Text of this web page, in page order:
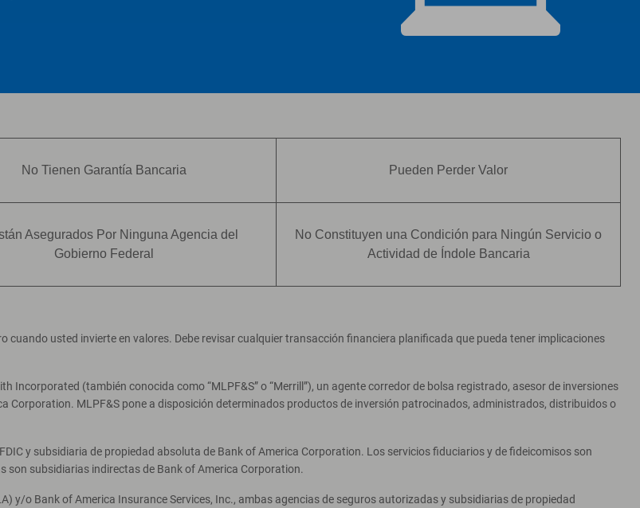
No Tienen Garantía Bancaria Pueden Perder Valor
Asegurados Por Ninguna Agencia del
Gobierno Federal
No Constituyen una Condición para Ningún Servicio o
Actividad de Índole Bancaria
cuando usted invierte en valores. Debe revisar cualquier transacción financiera planificada que pueda tener implicaciones
Incorporated (también conocida como “MLPF&S” o “Merrill”), un agente corredor de bolsa registrado, asesor de inversiones
Corporation. MLPF&S pone a disposición determinados productos de inversión patrocinados, administrados, distribuidos o
y subsidiaria de propiedad absoluta de Bank of America Corporation. Los servicios fiduciarios y de fideicomisos son
son subsidiarias indirectas de Bank of America Corporation.
y/o Bank of America Insurance Services, Inc., ambas agencias de seguros autorizadas y subsidiarias de propiedad